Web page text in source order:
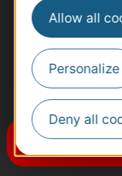
Allow all
Personalize
Deny all